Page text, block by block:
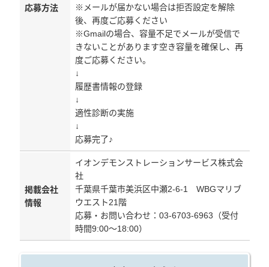
応募方法
※メールが届かない場合は拒否設定を解除
後、再度ご応募ください
※Gmailの場合、容量不足でメールが受信で
きないことがあります空き容量を確保し、再
度ご応募ください。
↓
履歴書情報の登録
↓
適性診断の実施
↓
応募完了♪
掲載会社
情報
イオンデモンストレーションサービス株式会
社
千葉県千葉市美浜区中瀬2-6-1 WBGマリブ
ウエスト21階
応募・お問い合わせ：03-6703-6963（受付
時間9:00～18:00）